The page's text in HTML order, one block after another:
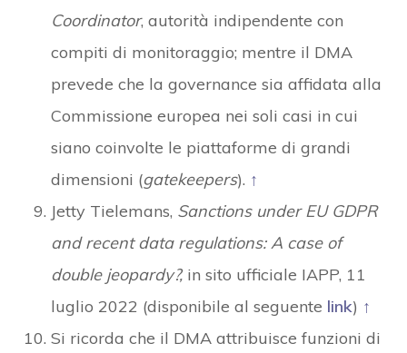
Coordinator, autorità indipendente con
compiti di monitoraggio; mentre il DMA
prevede che la governance sia affidata alla
Commissione europea nei soli casi in cui
siano coinvolte le piattaforme di grandi
dimensioni (gatekeepers). ↑
Jetty Tielemans, Sanctions under EU GDPR
and recent data regulations: A case of
double jeopardy?,in sito ufficiale IAPP, 11
luglio 2022 (disponibile al seguente link) ↑
Si ricorda che il DMA attribuisce funzioni di